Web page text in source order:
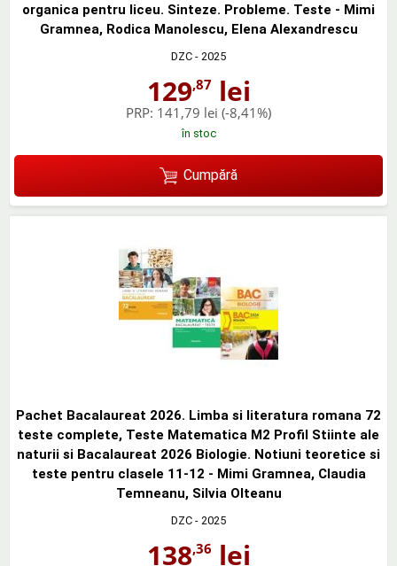
organica pentru liceu. Sinteze. Probleme. Teste - Mimi
Gramnea, Rodica Manolescu, Elena Alexandrescu
DZC - 2025
129,87lei
PRP: 141,79 lei (-8,41%)
în stoc
Cumpără
Pachet Bacalaureat 2026. Limba si literatura romana 72
teste complete, Teste Matematica M2 Profil Stiinte ale
naturii si Bacalaureat 2026 Biologie. Notiuni teoretice si
teste pentru clasele 11-12 - Mimi Gramnea, Claudia
Temneanu, Silvia Olteanu
DZC - 2025
138,36 lei